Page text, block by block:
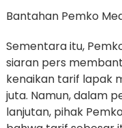
Bantahan Pemko
Sementara itu,
siaran pers
kenaikan tarif lapak
juta. Namun, dalam
lanjutan, pihak